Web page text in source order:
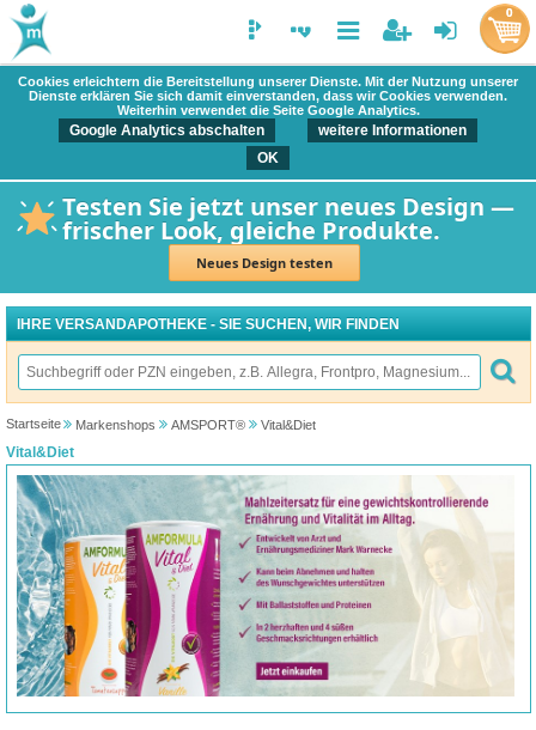
Cookies erleichtern die Bereitstellung unserer Dienste. Mit der Nutzung unserer
Dienste erklären Sie sich damit einverstanden, dass wir Cookies verwenden.
Weiterhin verwendet die Seite Google Analytics.
Google Analytics abschalten
weitere Informationen
OK
Testen Sie jetzt unser neues Design —
frischer Look, gleiche Produkte.
Neues Design testen
0
IHRE VERSANDAPOTHEKE - SIE SUCHEN, WIR FINDEN
Startseite Markenshops AMSPORT® Vital&Diet
Vital&Diet